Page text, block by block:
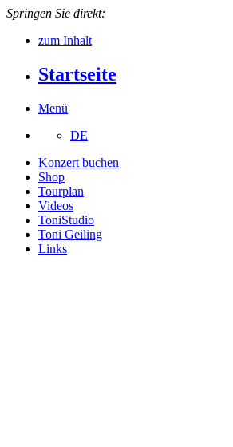
Springen Sie direkt:
zum Inhalt
Startseite
Menü
DE
Konzert buchen
Shop
Tourplan
Videos
ToniStudio
Toni Geiling
Links